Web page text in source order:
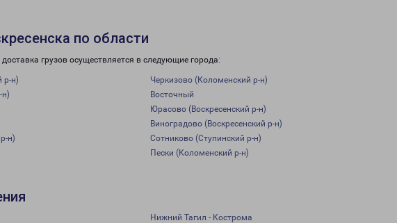
по области
грузов осуществляется в следующие города:
р-н) Черкизово (Коломенский р-н)
н)
Восточный
Юрасово (Воскресенский р-н)
Виноградово (Воскресенский р-н)
н)
Сотниково (Ступинский р-н)
Пески (Коломенский р-н)
Нижний Тагил - Кострома